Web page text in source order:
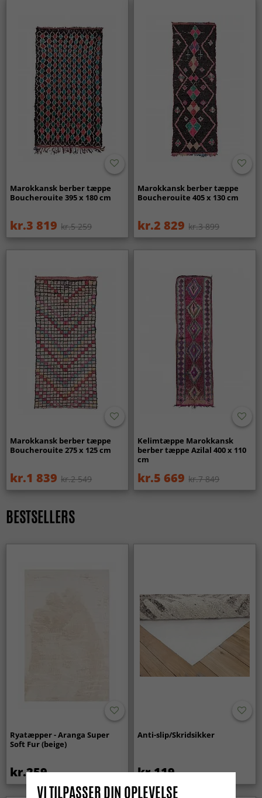
Marokkansk berber tæppe
Boucherouite 395 x 180 cm
kr.3 819 kr.5 259
Marokkansk berber tæppe
Boucherouite 405 x 130 cm
kr.2 829 kr.3 899
Marokkansk berber tæppe
Boucherouite 275 x 125 cm
kr.1 839 kr.2 549
Kelimtæppe Marokkansk
berber tæppe Azilal 400 x 110
cm
kr.5 669 kr.7 849
BESTSELLERS
Ryatæpper - Aranga Super
Soft Fur (beige)
kr.259
Anti-slip/Skridsikker
kr.119
VI TILPASSER DIN OPLEVELSE